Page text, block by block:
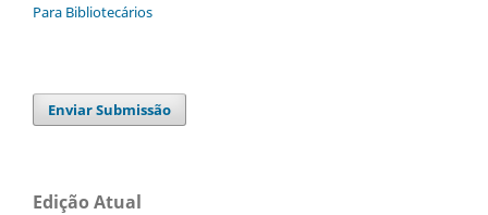
Para Bibliotecários
Enviar Submissão
Edição Atual